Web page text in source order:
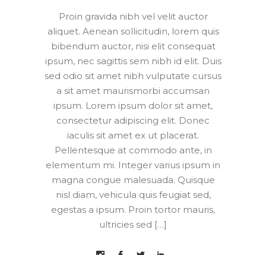
Proin gravida nibh vel velit auctor
aliquet. Aenean sollicitudin, lorem quis
bibendum auctor, nisi elit consequat
ipsum, nec sagittis sem nibh id elit. Duis
sed odio sit amet nibh vulputate cursus
a sit amet maurismorbi accumsan
ipsum. Lorem ipsum dolor sit amet,
consectetur adipiscing elit. Donec
iaculis sit amet ex ut placerat.
Pellentesque at commodo ante, in
elementum mi. Integer varius ipsum in
magna congue malesuada. Quisque
nisl diam, vehicula quis feugiat sed,
egestas a ipsum. Proin tortor mauris,
ultricies sed […]